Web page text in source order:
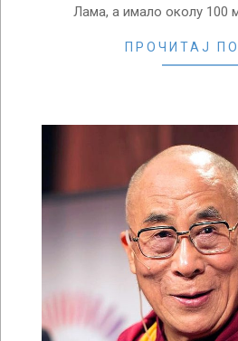
Лама, а имало околу 100
ПРОЧИТАЈ